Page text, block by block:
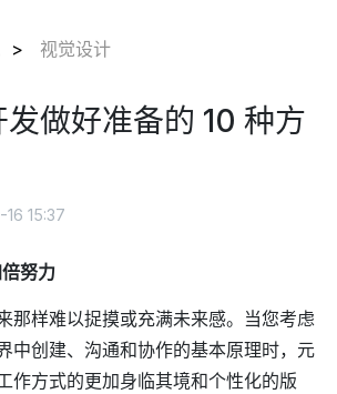
视觉设计
做好准备的 10 种方
15:37
努力
那样难以捉摸或充满未来感。当您考虑
中创建、沟通和协作的基本原理时，元
作方式的更加身临其境和个性化的版